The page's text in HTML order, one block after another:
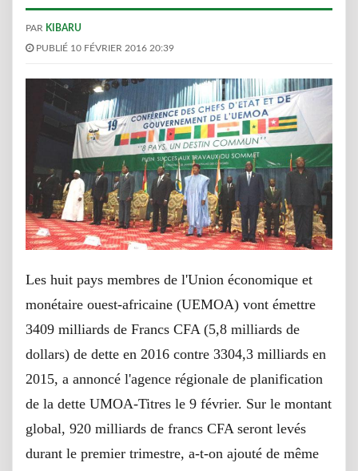
PAR KIBARU
PUBLIÉ 10 FÉVRIER 2016 20:39
Les huit pays membres de l'Union économique et
monétaire ouest-africaine (UEMOA) vont émettre
3409 milliards de Francs CFA (5,8 milliards de
dollars) de dette en 2016 contre 3304,3 milliards en
2015, a annoncé l'agence régionale de planification
de la dette UMOA-Titres le 9 février. Sur le montant
global, 920 milliards de francs CFA seront levés
durant le premier trimestre, a-t-on ajouté de même